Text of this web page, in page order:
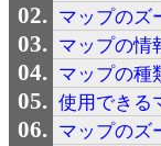
マップのズ
マップの情
マップの種
使用できる
マップのズ